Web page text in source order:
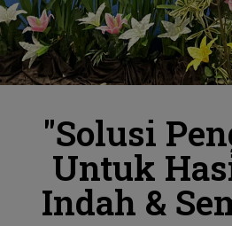
"Solusi
Untuk
Indah &